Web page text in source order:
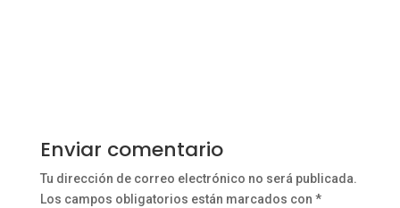
Enviar comentario
Tu dirección de correo electrónico no será publicada.
Los campos obligatorios están marcados con *